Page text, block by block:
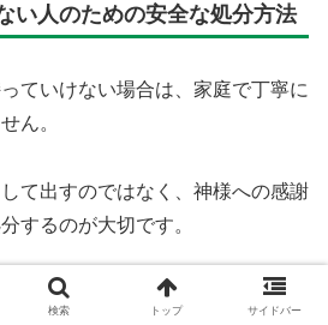
い人のための安全な処分方法
ていけない場合は、家庭で丁寧に
ん。
て出すのではなく、神様への感謝
するのが大切です。
紙で包み、粗塩をひとつまみ添え
検索 トップ サイドバー